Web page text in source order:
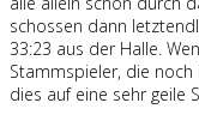
schossen dann
33:23 aus der Halle.
Stammspieler, die
dies auf eine sehr geile